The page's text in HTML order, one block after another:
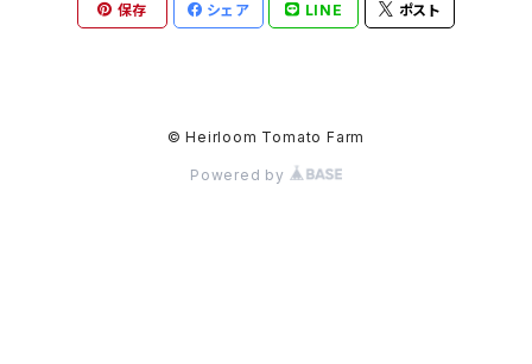
保存 シェア LINE ポスト
© Heirloom Tomato Farm
Powered by